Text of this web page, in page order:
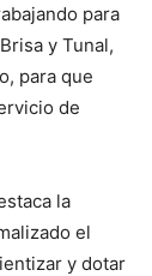
para
y Tunal,
para que
de
la
el
y dotar